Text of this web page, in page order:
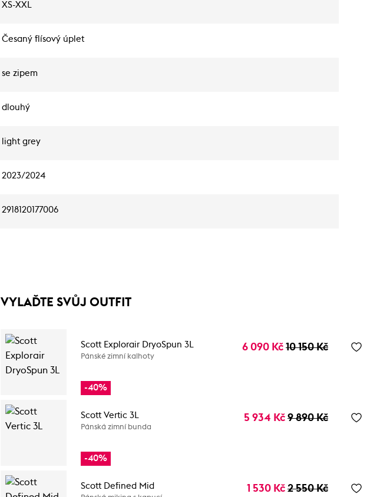
XS-XXL
Česaný flísový úplet
se zipem
dlouhý
light grey
2023/2024
2918120177006
VYLAĎTE SVŮJ OUTFIT
Scott Explorair DryoSpun 3L
Pánské zimní kalhoty
6 090 Kč 10 150 Kč
-40%
Scott Vertic 3L
Pánská zimní bunda
5 934 Kč 9 890 Kč
-40%
Scott Defined Mid 1 530 Kč 2 550 Kč